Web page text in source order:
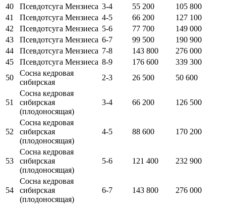
40
Псевдотсуга Мензиеса 3-4 55 200
105 800
41
Псевдотсуга Мензиеса 4-5 66 200
127 100
42
Псевдотсуга Мензиеса 5-6 77 700
149 000
43
Псевдотсуга Мензиеса 6-7 99 500
190 900
44
Псевдотсуга Мензиеса 7-8 143 800
276 000
45
Псевдотсуга Мензиеса 8-9 176 600
339 300
50
Сосна кедровая
сибирская
2-3 26 500 50 600
51
Сосна кедровая
сибирская
(плодоносящая)
3-4 66 200 126 500
52
Сосна кедровая
сибирская
(плодоносящая)
4-5 88 600 170 200
53
Сосна кедровая
сибирская
(плодоносящая)
5-6 121 400 232 900
54
Сосна кедровая
сибирская
(плодоносящая)
6-7 143 800 276 000